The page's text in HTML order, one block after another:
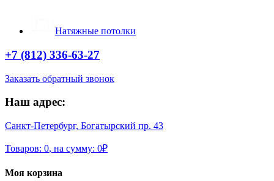
Натяжные потолки
+7 (812) 336-63-27
Заказать обратный звонок
Наш адрес:
Санкт-Петербург, Богатырский пр. 43
Товаров: 0, на сумму: 0₽
Моя корзина